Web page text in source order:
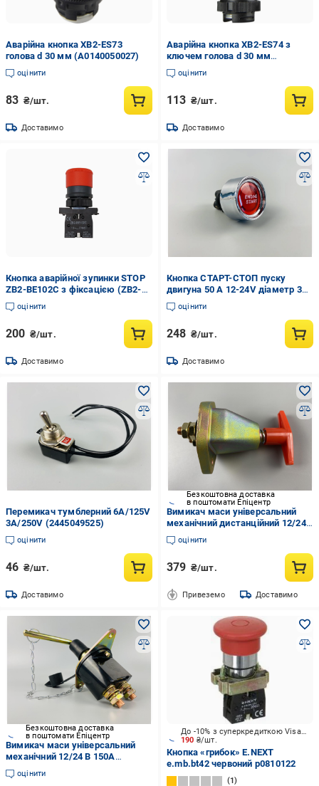
Аварійна кнопка XB2-ES73
голова d 30 мм (A0140050027)
оцінити
83 ₴/шт.
Доставимо
Аварійна кнопка XB2-ES74 з
ключем голова d 30 мм
(A0140050024)
оцінити
113 ₴/шт.
Доставимо
Кнопка аварійної зупинки STOP
ZB2-BE102C з фіксацією (ZB2-
BE102C)
оцінити
200 ₴/шт.
Доставимо
Кнопка СТАРТ-СТОП пуску
двигуна 50 А 12-24V діаметр 33
мм 3 ніжки (2656560052)
оцінити
248 ₴/шт.
Доставимо
Перемикач тумблерний 6A/125V
3A/250V (2445049525)
оцінити
46 ₴/шт.
Доставимо
Безкоштовна доставка
в поштомати Епіцентр
Вимикач маси універсальний
механічний дистанційний 12/24
В 150A (2032012220)
оцінити
379 ₴/шт.
Привеземо Доставимо
Безкоштовна доставка
в поштомати Епіцентр
Вимикач маси універсальний
механічний 12/24 В 150A
(1145285946)
оцінити
190 ₴/шт.
До -10% з суперкредиткою Visa Вигода
Кнопка «грибок» E.NEXT
e.mb.bt42 червоний p0810122
1